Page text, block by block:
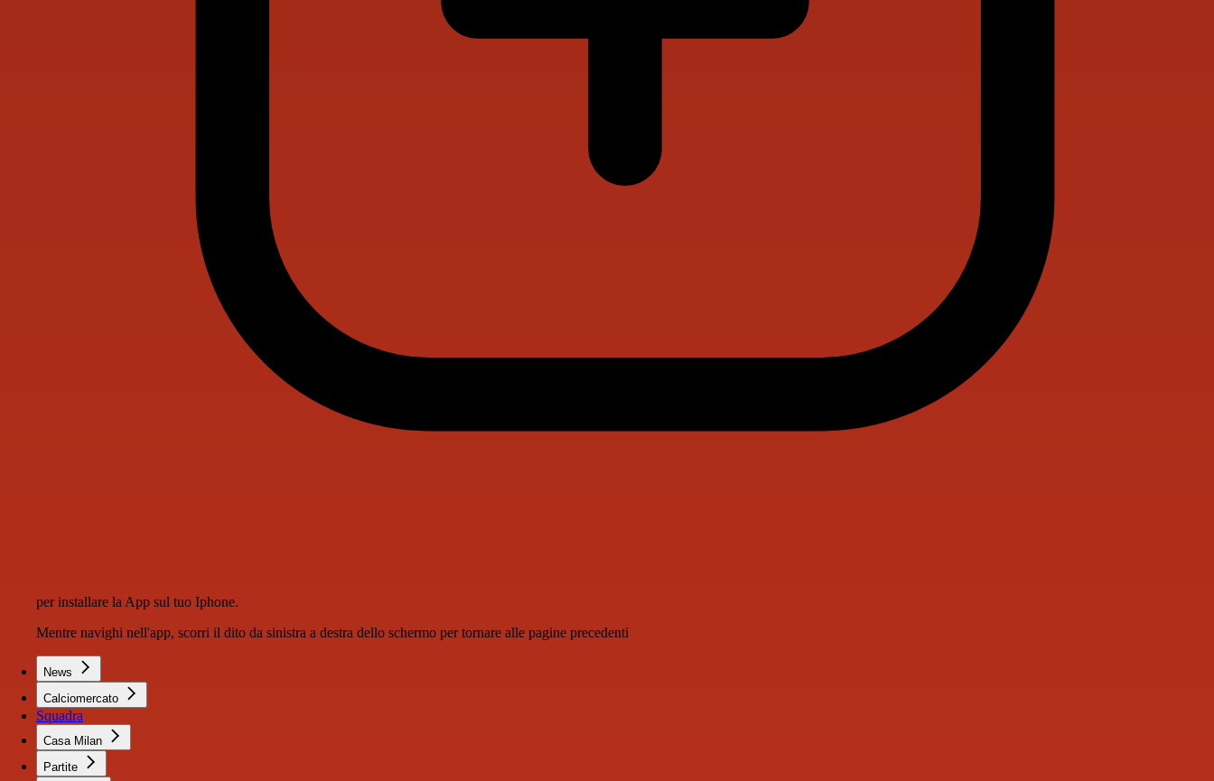
per installare la App sul tuo Iphone.
Mentre navighi nell'app, scorri il dito da sinistra a destra dello schermo per tornare alle pagine precedenti
News
Calciomercato
Squadra
Casa Milan
Partite